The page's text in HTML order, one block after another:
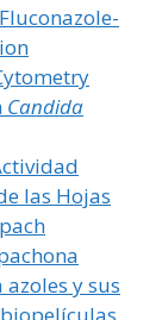
Candida
las Hojas
y sus